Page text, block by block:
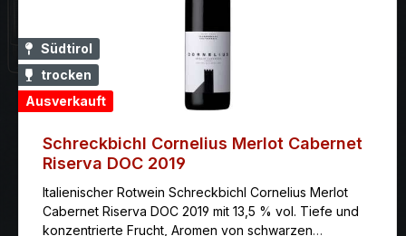
Südtirol
trocken
Ausverkauft
Schreckbichl Cornelius Merlot Cabernet
Riserva DOC 2019
Italienischer Rotwein Schreckbichl Cornelius Merlot
Cabernet Riserva DOC 2019 mit 13,5 % vol. Tiefe und
konzentrierte Frucht, Aromen von schwarzen